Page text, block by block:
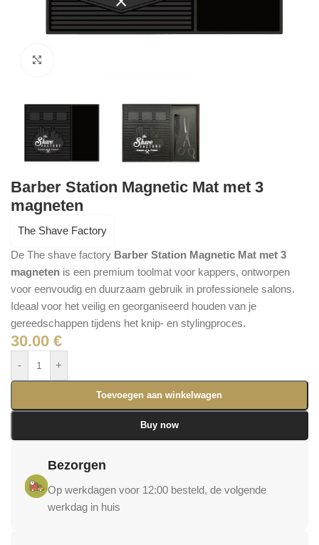
Barber Station Magnetic Mat met 3
magneten
The Shave Factory
De The shave factory Barber Station Magnetic Mat met 3
magneten is een premium toolmat voor kappers, ontworpen
voor eenvoudig en duurzaam gebruik in professionele salons.
Ideaal voor het veilig en georganiseerd houden van je
gereedschappen tijdens het knip- en stylingproces.
30.00 €
- +
Toevoegen aan winkelwagen
Buy now
Bezorgen
Op werkdagen voor 12:00 besteld, de volgende
werkdag in huis